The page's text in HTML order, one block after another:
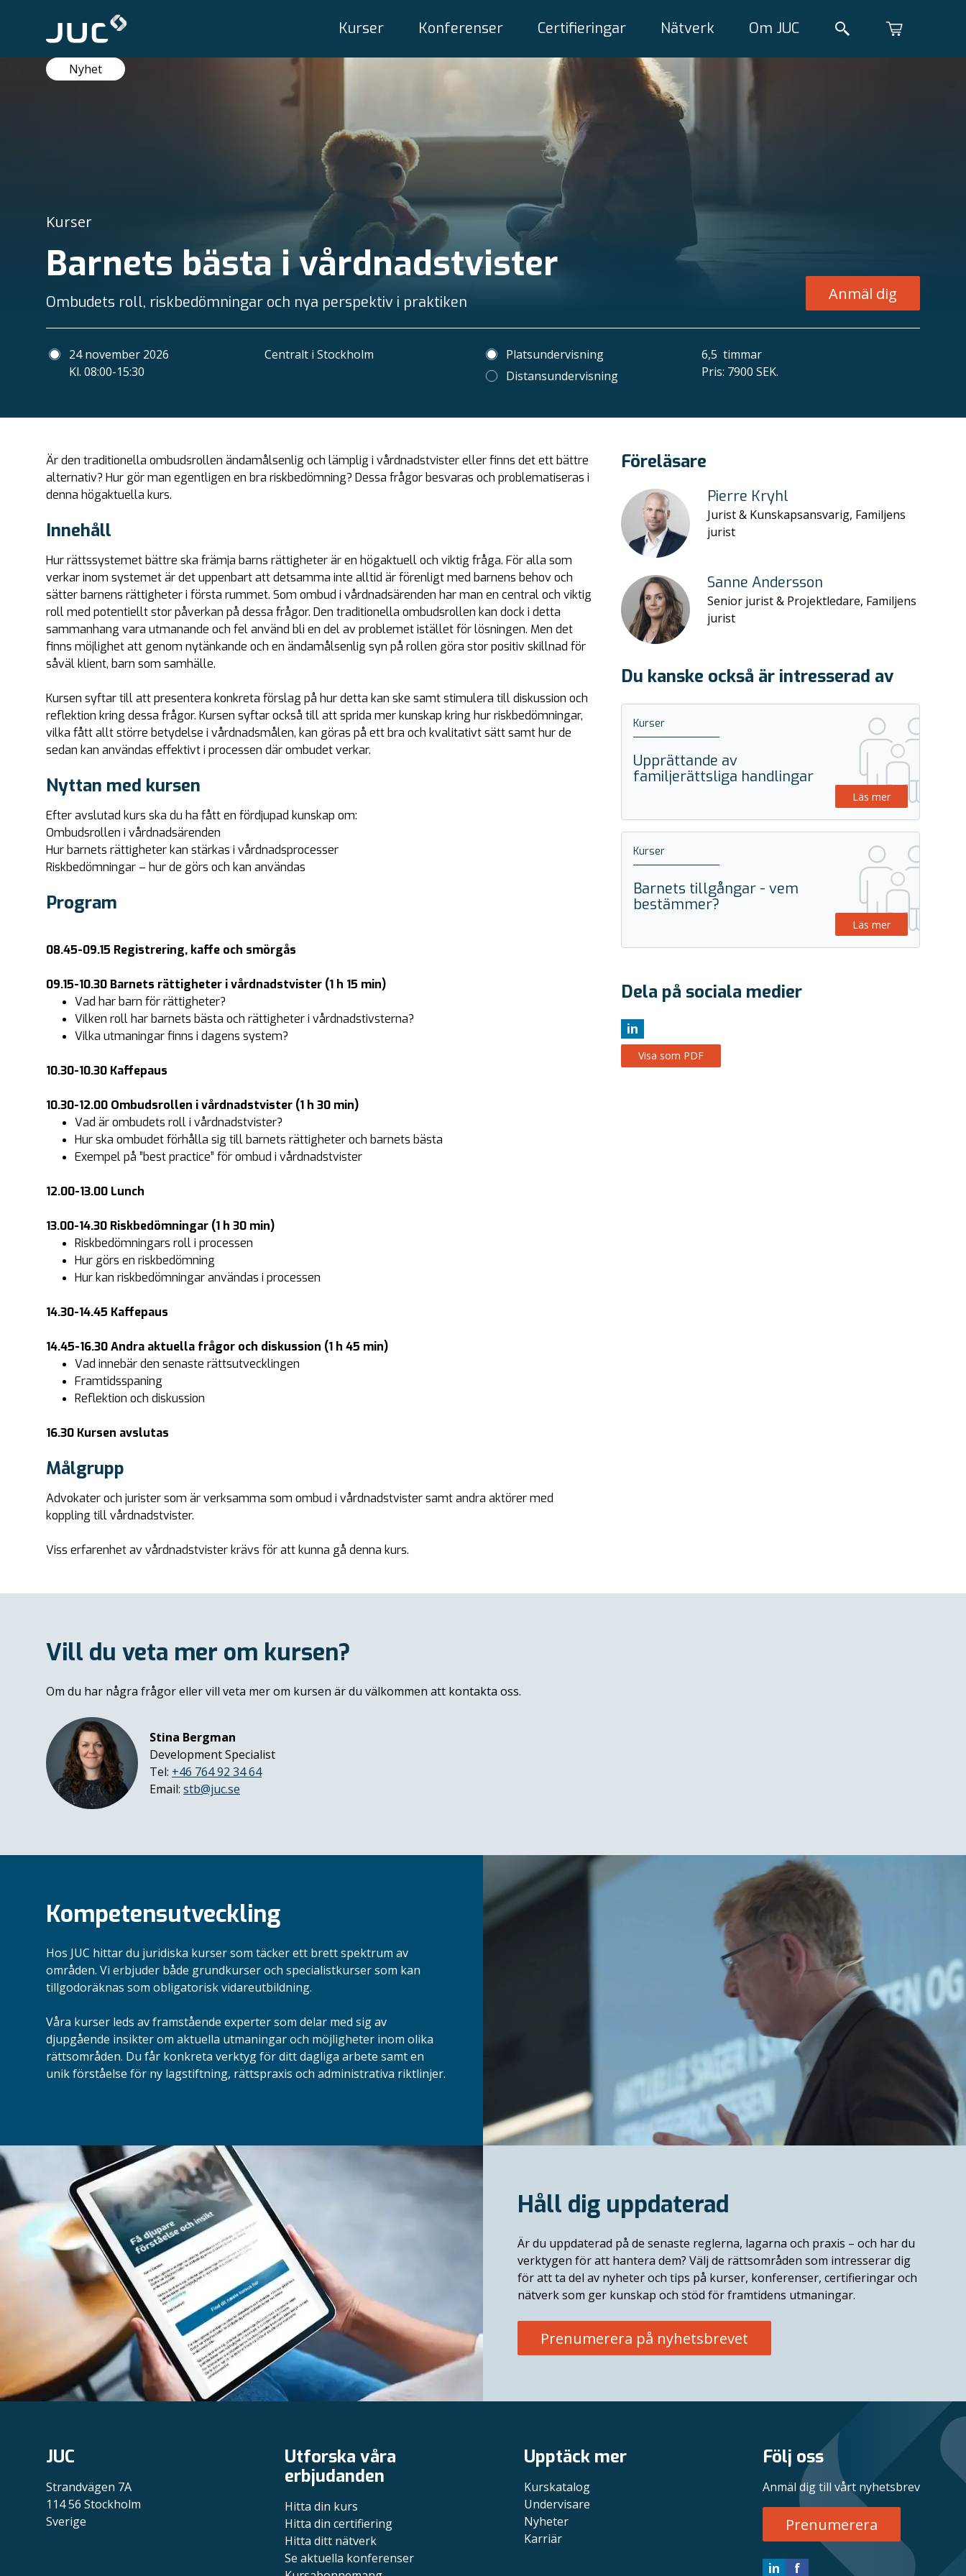
Kurser Konferenser Certifieringar Nätverk Om JUC
Nyhet
Kurser
Barnets bästa i vårdnadstvister
Ombudets roll, riskbedömningar och nya perspektiv i praktiken Anmäl dig
24 november 2026
Kl. 08:00-15:30
Centralt i Stockholm
Platsundervisning
Distansundervisning
6,5 timmar
Pris: 7900 SEK.
Föreläsare
Pierre Kryhl
Jurist & Kunskapsansvarig, Familjens
jurist
Sanne Andersson
Senior jurist & Projektledare, Familjens
jurist
Du kanske också är intresserad av
Kurser
Upprättande av
familjerättsliga handlingar
Läs mer
Kurser
Barnets tillgångar - vem
bestämmer?
Läs mer
Dela på sociala medier
in
Visa som PDF
Är den traditionella ombudsrollen ändamålsenlig och lämplig i vårdnadstvister eller finns det ett bättre
alternativ? Hur gör man egentligen en bra riskbedömning? Dessa frågor besvaras och problematiseras i
denna högaktuella kurs.
Innehåll
Hur rättssystemet bättre ska främja barns rättigheter är en högaktuell och viktig fråga. För alla som
verkar inom systemet är det uppenbart att detsamma inte alltid är förenligt med barnens behov och
sätter barnens rättigheter i första rummet. Som ombud i vårdnadsärenden har man en central och viktig
roll med potentiellt stor påverkan på dessa frågor. Den traditionella ombudsrollen kan dock i detta
sammanhang vara utmanande och fel använd bli en del av problemet istället för lösningen. Men det
finns möjlighet att genom nytänkande och en ändamålsenlig syn på rollen göra stor positiv skillnad för
såväl klient, barn som samhälle.
Kursen syftar till att presentera konkreta förslag på hur detta kan ske samt stimulera till diskussion och
reflektion kring dessa frågor. Kursen syftar också till att sprida mer kunskap kring hur riskbedömningar,
vilka fått allt större betydelse i vårdnadsmålen, kan göras på ett bra och kvalitativt sätt samt hur de
sedan kan användas effektivt i processen där ombudet verkar.
Nyttan med kursen
Efter avslutad kurs ska du ha fått en fördjupad kunskap om:
Ombudsrollen i vårdnadsärenden
Hur barnets rättigheter kan stärkas i vårdnadsprocesser
Riskbedömningar – hur de görs och kan användas
Program
08.45-09.15 Registrering, kaffe och smörgås
09.15-10.30 Barnets rättigheter i vårdnadstvister (1 h 15 min)
Vad har barn för rättigheter?
Vilken roll har barnets bästa och rättigheter i vårdnadstivsterna?
Vilka utmaningar finns i dagens system?
10.30-10.30 Kaffepaus
10.30-12.00 Ombudsrollen i vårdnadstvister (1 h 30 min)
Vad är ombudets roll i vårdnadstvister?
Hur ska ombudet förhålla sig till barnets rättigheter och barnets bästa
Exempel på ”best practice” för ombud i vårdnadstvister
12.00-13.00 Lunch
13.00-14.30 Riskbedömningar (1 h 30 min)
Riskbedömningars roll i processen
Hur görs en riskbedömning
Hur kan riskbedömningar användas i processen
14.30-14.45 Kaffepaus
14.45-16.30 Andra aktuella frågor och diskussion (1 h 45 min)
Vad innebär den senaste rättsutvecklingen
Framtidsspaning
Reflektion och diskussion
16.30 Kursen avslutas
Målgrupp
Advokater och jurister som är verksamma som ombud i vårdnadstvister samt andra aktörer med
koppling till vårdnadstvister.
Viss erfarenhet av vårdnadstvister krävs för att kunna gå denna kurs.
Vill du veta mer om kursen?
Om du har några frågor eller vill veta mer om kursen är du välkommen att kontakta oss.
Stina Bergman
Development Specialist
Tel: +46 764 92 34 64
Email: stb@juc.se
Kompetensutveckling
Hos JUC hittar du juridiska kurser som täcker ett brett spektrum av
områden. Vi erbjuder både grundkurser och specialistkurser som kan
tillgodoräknas som obligatorisk vidareutbildning.
Våra kurser leds av framstående experter som delar med sig av
djupgående insikter om aktuella utmaningar och möjligheter inom olika
rättsområden. Du får konkreta verktyg för ditt dagliga arbete samt en
unik förståelse för ny lagstiftning, rättspraxis och administrativa riktlinjer.
Håll dig uppdaterad
Är du uppdaterad på de senaste reglerna, lagarna och praxis – och har du
verktygen för att hantera dem? Välj de rättsområden som intresserar dig
för att ta del av nyheter och tips på kurser, konferenser, certifieringar och
nätverk som ger kunskap och stöd för framtidens utmaningar.
Prenumerera på nyhetsbrevet
JUC
Strandvägen 7A
114 56 Stockholm
Sverige
Utforska våra
erbjudanden
Hitta din kurs
Hitta din certifiering
Hitta ditt nätverk
Se aktuella konferenser
Upptäck mer
Kurskatalog
Undervisare
Nyheter
Karriär
Följ oss
Anmäl dig till vårt nyhetsbrev
Prenumerera
in f